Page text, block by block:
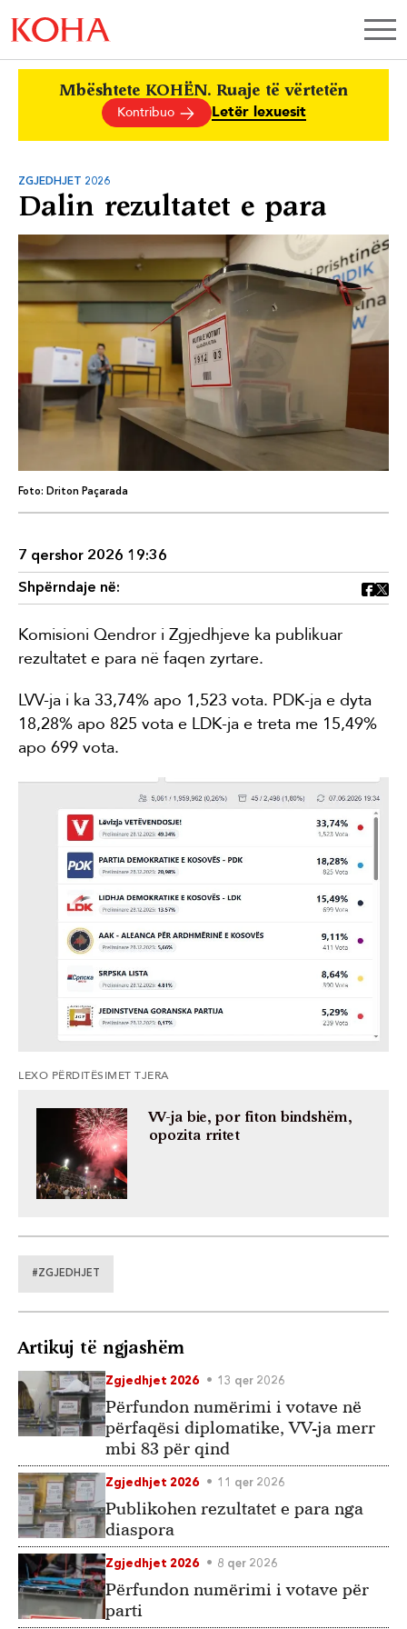
Mbështete KOHËN. Ruaje të vërtetën
Kontribuo Letër lexuesit
ZGJEDHJET 2026
Dalin rezultatet e para
Foto: Driton Paçarada
7 qershor 2026 19:36
Shpërndaje në:
Komisioni Qendror i Zgjedhjeve ka publikuar
rezultatet e para në faqen zyrtare.
LVV-ja i ka 33,74% apo 1,523 vota. PDK-ja e dyta
18,28% apo 825 vota e LDK-ja e treta me 15,49%
apo 699 vota.
LEXO PËRDITËSIMET TJERA
VV-ja bie, por fiton bindshëm,
opozita rritet
#ZGJEDHJET
Artikuj të ngjashëm
Zgjedhjet 2026 13 qer 2026
Përfundon numërimi i votave në
përfaqësi diplomatike, VV-ja merr
mbi 83 për qind
Zgjedhjet 2026 11 qer 2026
Publikohen rezultatet e para nga
diaspora
Zgjedhjet 2026 8 qer 2026
Përfundon numërimi i votave për
parti